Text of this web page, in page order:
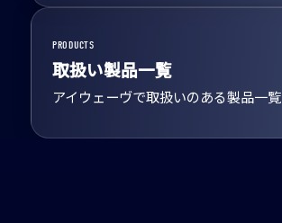
PRODUCTS
取扱い製品一覧
アイウェーヴで取扱いのある製品一覧